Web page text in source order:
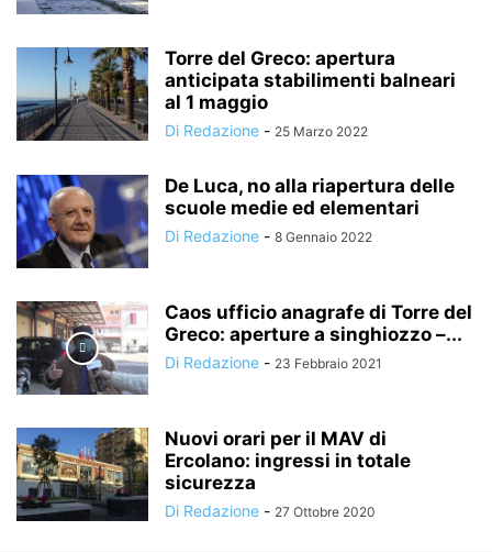
Torre del Greco: apertura
anticipata stabilimenti balneari
al 1 maggio
Di Redazione - 25 Marzo 2022
De Luca, no alla riapertura delle
scuole medie ed elementari
Di Redazione - 8 Gennaio 2022
Caos ufficio anagrafe di Torre del
Greco: aperture a singhiozzo –...
Di Redazione - 23 Febbraio 2021
Nuovi orari per il MAV di
Ercolano: ingressi in totale
sicurezza
Di Redazione - 27 Ottobre 2020